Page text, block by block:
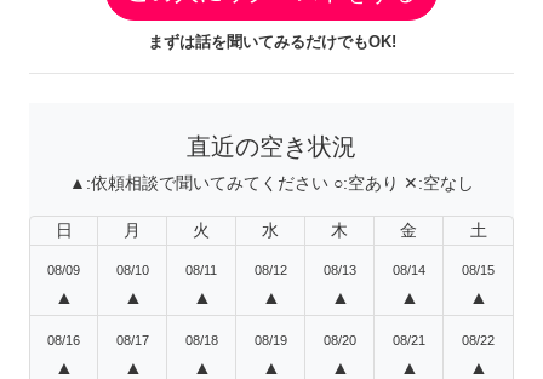
まずは話を聞いてみるだけでもOK!
直近の空き状況
▲:依頼相談で聞いてみてください ○:空あり ✕:空なし
日 月 火 水 木 金 土
08/09
▲
08/10
▲
08/11
▲
08/12
▲
08/13
▲
08/14
▲
08/15
▲
08/16
▲
08/17
▲
08/18
▲
08/19
▲
08/20
▲
08/21
▲
08/22
▲